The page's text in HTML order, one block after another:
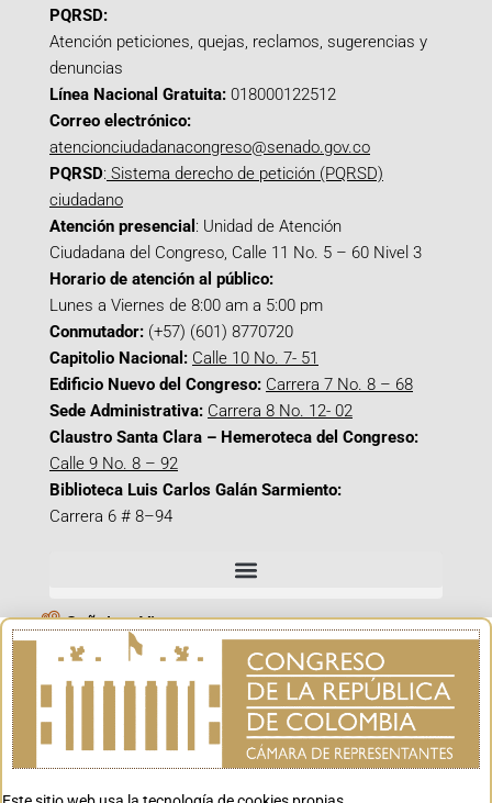
PQRSD:
Atención peticiones, quejas, reclamos, sugerencias y
denuncias
Línea Nacional Gratuita: 018000122512
Correo electrónico:
atencionciudadanacongreso@senado.gov.co
PQRSD: Sistema derecho de petición (PQRSD)
ciudadano
Atención presencial : Unidad de Atención
Ciudadana del Congreso, Calle 11 No. 5 – 60 Nivel 3
Horario de atención al público:
Lunes a Viernes de 8:00 am a 5:00 pm
Conmutador: (+57) (601) 8770720
Capitolio Nacional: Calle 10 No. 7- 51
Edificio Nuevo del Congreso: Carrera 7 No. 8 – 68
Sede Administrativa: Carrera 8 No. 12- 02
Claustro Santa Clara – Hemeroteca del Congreso:
Calle 9 No. 8 – 92
Biblioteca Luis Carlos Galán Sarmiento:
Carrera 6 # 8–94
Señal en Vivo
Facebook_@CamaraColombia
Instagram_@CamaraColombia
X_@CamaraColombia
Youtube_@CamaraColombia
Tiktok_@CamaraColombia